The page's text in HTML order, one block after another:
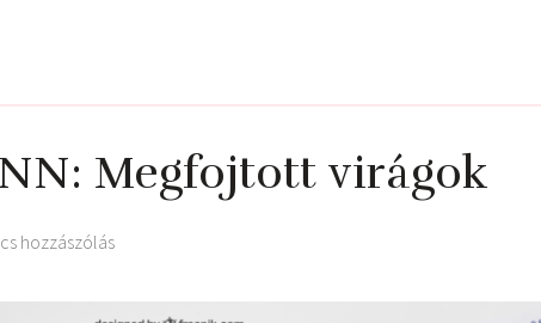
Megfojtott virágok
hozzászólás